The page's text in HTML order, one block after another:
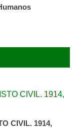
CIVIL. 1914,